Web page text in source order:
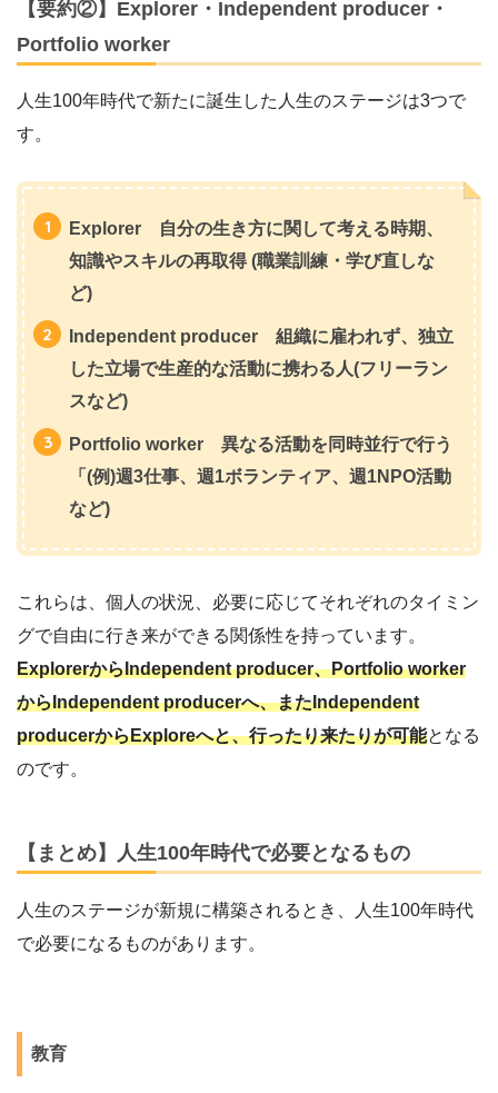
【要約②】Explorer・Independent producer・
Portfolio worker
人生100年時代で新たに誕生した人生のステージは3つで
す。
Explorer 自分の生き方に関して考える時期、
知識やスキルの再取得 (職業訓練・学び直しな
ど)
Independent producer 組織に雇われず、独立
した立場で生産的な活動に携わる人(フリーラン
スなど)
Portfolio worker 異なる活動を同時並行で行う
「(例)週3仕事、週1ボランティア、週1NPO活動
など)
これらは、個人の状況、必要に応じてそれぞれのタイミン
グで自由に行き来ができる関係性を持っています。
ExplorerからIndependent producer、Portfolio worker
からIndependent producerへ、またIndependent
producerからExploreへと、行ったり来たりが可能となる
のです。
【まとめ】人生100年時代で必要となるもの
人生のステージが新規に構築されるとき、人生100年時代
で必要になるものがあります。
教育